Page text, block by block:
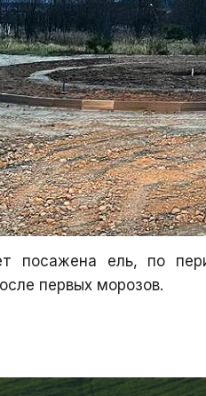
посажена ель, по
первых морозов.